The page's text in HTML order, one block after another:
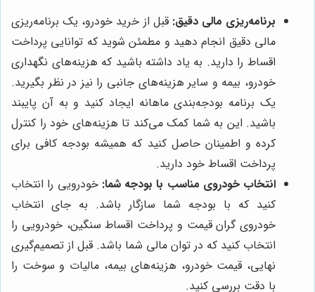
برنامه‌ریزی مالی دقیق: قبل از خرید خودرو، یک برنامه‌ریزی
مالی دقیق انجام دهید و مطمئن شوید که توانایی پرداخت
اقساط را دارید. به یاد داشته باشید که هزینه‌های نگهداری
خودرو، بیمه و سایر هزینه‌های جانبی را نیز در نظر بگیرید.
یک برنامه بودجه‌بندی ماهانه ایجاد کنید و به آن پایبند
باشید. این به شما کمک می‌کند تا هزینه‌های خود را کنترل
کرده و اطمینان حاصل کنید که همیشه بودجه کافی برای
پرداخت اقساط خود دارید.
انتخاب خودروی مناسب با بودجه شما: خودرویی را انتخاب
کنید که با بودجه شما سازگار باشد. به جای انتخاب
خودروی گران قیمت و پرداخت اقساط سنگین، خودرویی را
انتخاب کنید که در توان مالی شما باشد. قبل از تصمیم‌گیری
نهایی، قیمت خودرو، هزینه‌های بیمه، مالیات و سوخت را
با دقت بررسی کنید.